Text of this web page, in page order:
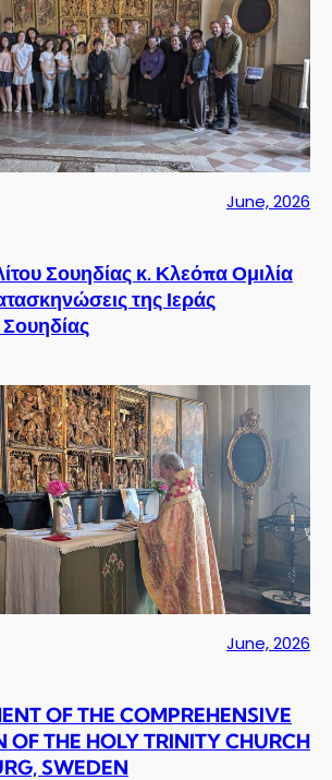
June, 2026
Σουηδίας κ. Κλεόπα Ομιλία
της Ιεράς
June, 2026
OF THE COMPREHENSIVE
OF THE HOLY TRINITY CHURCH
SWEDEN